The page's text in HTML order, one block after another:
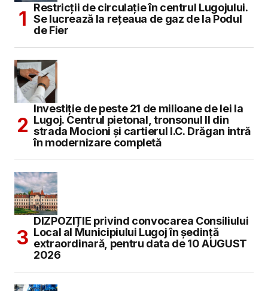
Restricții de circulație în centrul Lugojului.
Se lucrează la rețeaua de gaz de la Podul
de Fier
Investiție de peste 21 de milioane de lei la
Lugoj. Centrul pietonal, tronsonul II din
strada Mocioni și cartierul I.C. Drăgan intră
în modernizare completă
DIZPOZIȚIE privind convocarea Consiliului
Local al Municipiului Lugoj în şedinţă
extraordinară, pentru data de 10 AUGUST
2026